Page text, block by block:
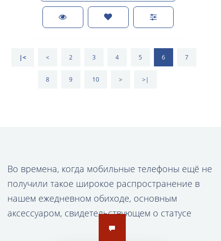
|< < 2 3 4 5 6 7
8 9 10 > >|
Во времена, когда мобильные телефоны ещё не
получили такое широкое распространение в
нашем ежедневном обиходе, основным
аксессуаром, свидетельствующем о статусе
человека, его принадлежности к элите, были